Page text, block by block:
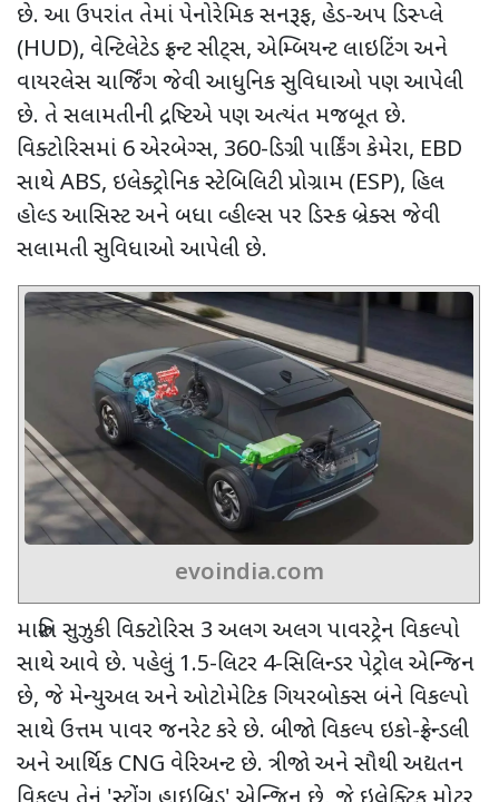
છે. આ ઉપરાંત તેમાં પેનોરેમિક સનરૂફ, હેડ-અપ ડિસ્પ્લે
(HUD), વેન્ટિલેટેડ ફ્રન્ટ સીટ્સ, એમ્બિયન્ટ લાઇટિંગ અને
વાયરલેસ ચાર્જિંગ જેવી આધુનિક સુવિધાઓ પણ આપેલી
છે. તે સલામતીની દ્રષ્ટિએ પણ અત્યંત મજબૂત છે.
વિક્ટોરિસમાં 6એરબેગ્સ, 360-ડિગ્રી પાર્કિંગ કેમેરા, EBD
સાથેABS, ઇલેક્ટ્રોનિક સ્ટેબિલિટી પ્રોગ્રામ (ESP), હિલ
હોલ્ડ આસિસ્ટ અને બધા વ્હીલ્સ પર ડિસ્ક બ્રેક્સ જેવી
સલામતી સુવિધાઓ આપેલી છે.
evoindia.com
મારુતિ સુઝુકી વિક્ટોરિસ 3 અલગ અલગ પાવરટ્રેન વિકલ્પો
સાથે આવે છે. પહેલું1.5-લિટર 4-સિલિન્ડર પેટ્રોલ એન્જિન
છે, જે મેન્યુઅલ અને ઓટોમેટિક ગિયરબોક્સ બંને વિકલ્પો
સાથે ઉત્તમ પાવર જનરેટ કરે છે. બીજો વિકલ્પ ઇકો-ફ્રેન્ડલી
અને આર્થિક CNG વેરિઅન્ટ છે. ત્રીજો અને સૌથી અદ્યતન